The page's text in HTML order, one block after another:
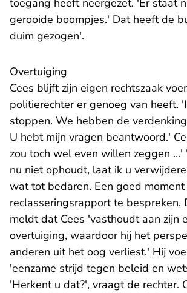
toegang heeft neergezet. 'Er staat
gerooide boompjes.' Dat heeft de
duim gezogen'.
Overtuiging
Cees blijft zijn eigen rechtszaak
politierechter er genoeg van heeft.
stoppen. We hebben de
U hebt mijn vragen beantwoord.'
zou toch wel even willen zeggen …'
nu niet ophoudt, laat ik u
wat tot bedaren. Een goed
reclasseringsrapport te bespreken.
meldt dat Cees 'vasthoudt aan zijn
overtuiging, waardoor hij het
anderen uit het oog verliest.' Hij
'eenzame strijd tegen beleid en
'Herkent u dat?', vraagt de rechter.